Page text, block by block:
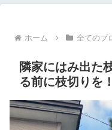
ホーム 全てのブ
隣家にはみ出た
る前に枝切りを！